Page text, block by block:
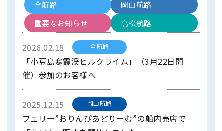
全航路
岡山航路
重要なお知らせ
高松航路
2026.02.18 全航路
「小豆島寒霞渓ヒルクライム」（3月22日開
催）参加のお客様へ
2025.12.15 岡山航路
フェリー”おりんぴあどりーむ”の船内売店で